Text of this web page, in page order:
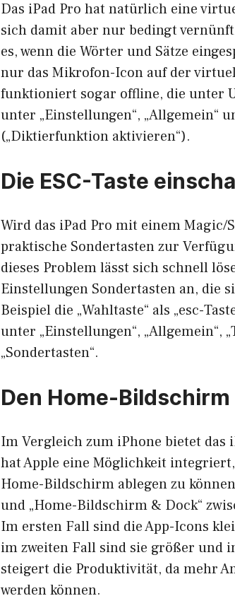
Das iPad Pro hat natürlich eine
sich damit aber nur bedingt
es, wenn die Wörter und Sätze
nur das Mikrofon-Icon auf der
funktioniert sogar offline, die unter
unter „Einstellungen“, „Allgemein“
(„Diktierfunktion aktivieren“).
Die ESC-Taste
Wird das iPad Pro mit einem Magic/
praktische Sondertasten zur
dieses Problem lässt sich schnell
Einstellungen Sondertasten an, die
Beispiel die „Wahltaste“ als „esc-
unter „Einstellungen“, „Allgemein“,
„Sondertasten“.
Den Home-
Im Vergleich zum iPhone bietet das
hat Apple eine Möglichkeit
Home-Bildschirm ablegen zu
und „Home-Bildschirm & Dock“
Im ersten Fall sind die App-Icons
im zweiten Fall sind sie größer und
steigert die Produktivität, da mehr
werden können.